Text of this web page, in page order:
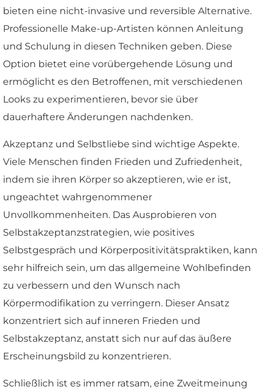
bieten eine nicht-invasive und reversible Alternative.
Professionelle Make-up-Artisten können Anleitung
und Schulung in diesen Techniken geben. Diese
Option bietet eine vorübergehende Lösung und
ermöglicht es den Betroffenen, mit verschiedenen
Looks zu experimentieren, bevor sie über
dauerhaftere Änderungen nachdenken.
Akzeptanz und Selbstliebe sind wichtige Aspekte.
Viele Menschen finden Frieden und Zufriedenheit,
indem sie ihren Körper so akzeptieren, wie er ist,
ungeachtet wahrgenommener
Unvollkommenheiten. Das Ausprobieren von
Selbstakzeptanzstrategien, wie positives
Selbstgespräch und Körperpositivitätspraktiken, kann
sehr hilfreich sein, um das allgemeine Wohlbefinden
zu verbessern und den Wunsch nach
Körpermodifikation zu verringern. Dieser Ansatz
konzentriert sich auf inneren Frieden und
Selbstakzeptanz, anstatt sich nur auf das äußere
Erscheinungsbild zu konzentrieren.
Schließlich ist es immer ratsam, eine Zweitmeinung